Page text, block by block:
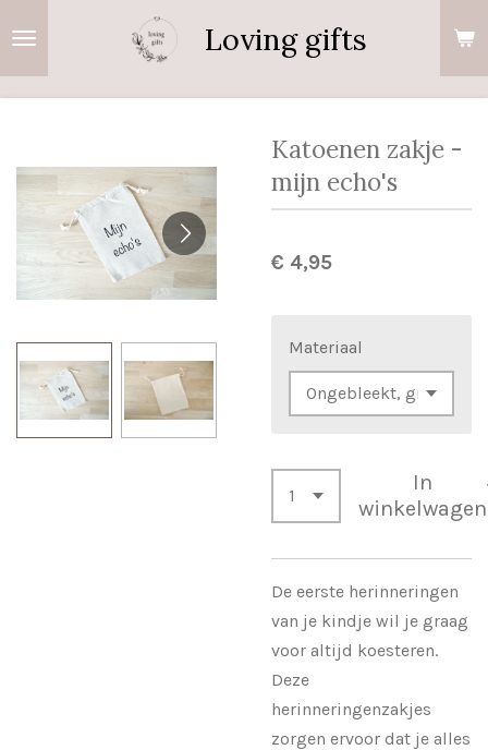
Loving gifts
Katoenen zakje -
mijn echo's
€ 4,95
Materiaal
In
winkelwagen
De eerste herinneringen
van je kindje wil je graag
voor altijd koesteren.
Deze
herinneringenzakjes
zorgen ervoor dat je alles